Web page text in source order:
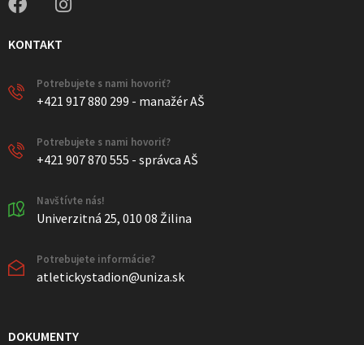
KONTAKT
Potrebujete s nami hovoriť?
+421 917 880 299 - manažér AŠ
Potrebujete s nami hovoriť?
+421 907 870 555 - správca AŠ
Navštívte nás!
Univerzitná 25, 010 08 Žilina
Potrebujete informácie?
atletickystadion@uniza.sk
DOKUMENTY